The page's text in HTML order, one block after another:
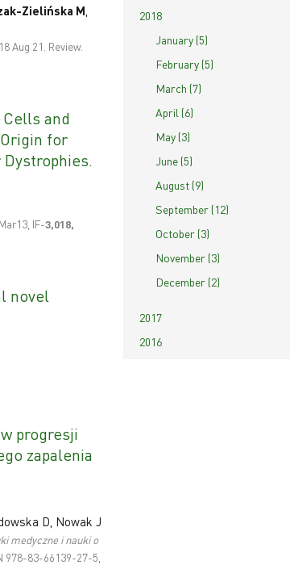
Zielińska M,
Aug 21. Review.
and
for
IF-3,018,
novel
progresji
zapalenia
D, Nowak J
medyczne i nauki o
978-83-66139-27-5,
2018
January (5)
February (5)
March (7)
April (6)
May (3)
June (5)
August (9)
September (12)
October (3)
November (3)
December (2)
2017
2016